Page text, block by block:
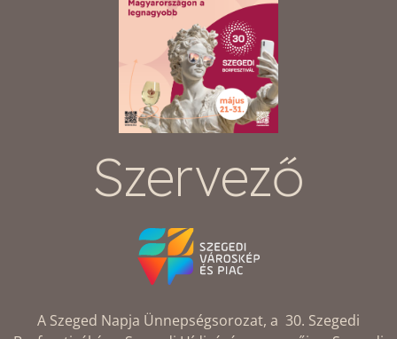
Szervező
A Szeged Napja Ünnepségsorozat, a 30. Szegedi